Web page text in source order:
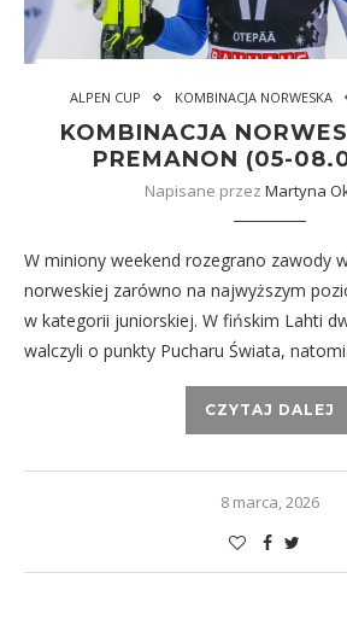
ALPEN CUP KOMBINACJA NORWESKA
KOMBINACJA
PREMANON (05-
Napisane przez Martyna
W miniony weekend rozegrano zawody
norweskiej zarówno na najwyższym
w kategorii juniorskiej. W fińskim Lahti
walczyli o punkty Pucharu Świata,
CZYTAJ DALEJ
8 marca, 2026